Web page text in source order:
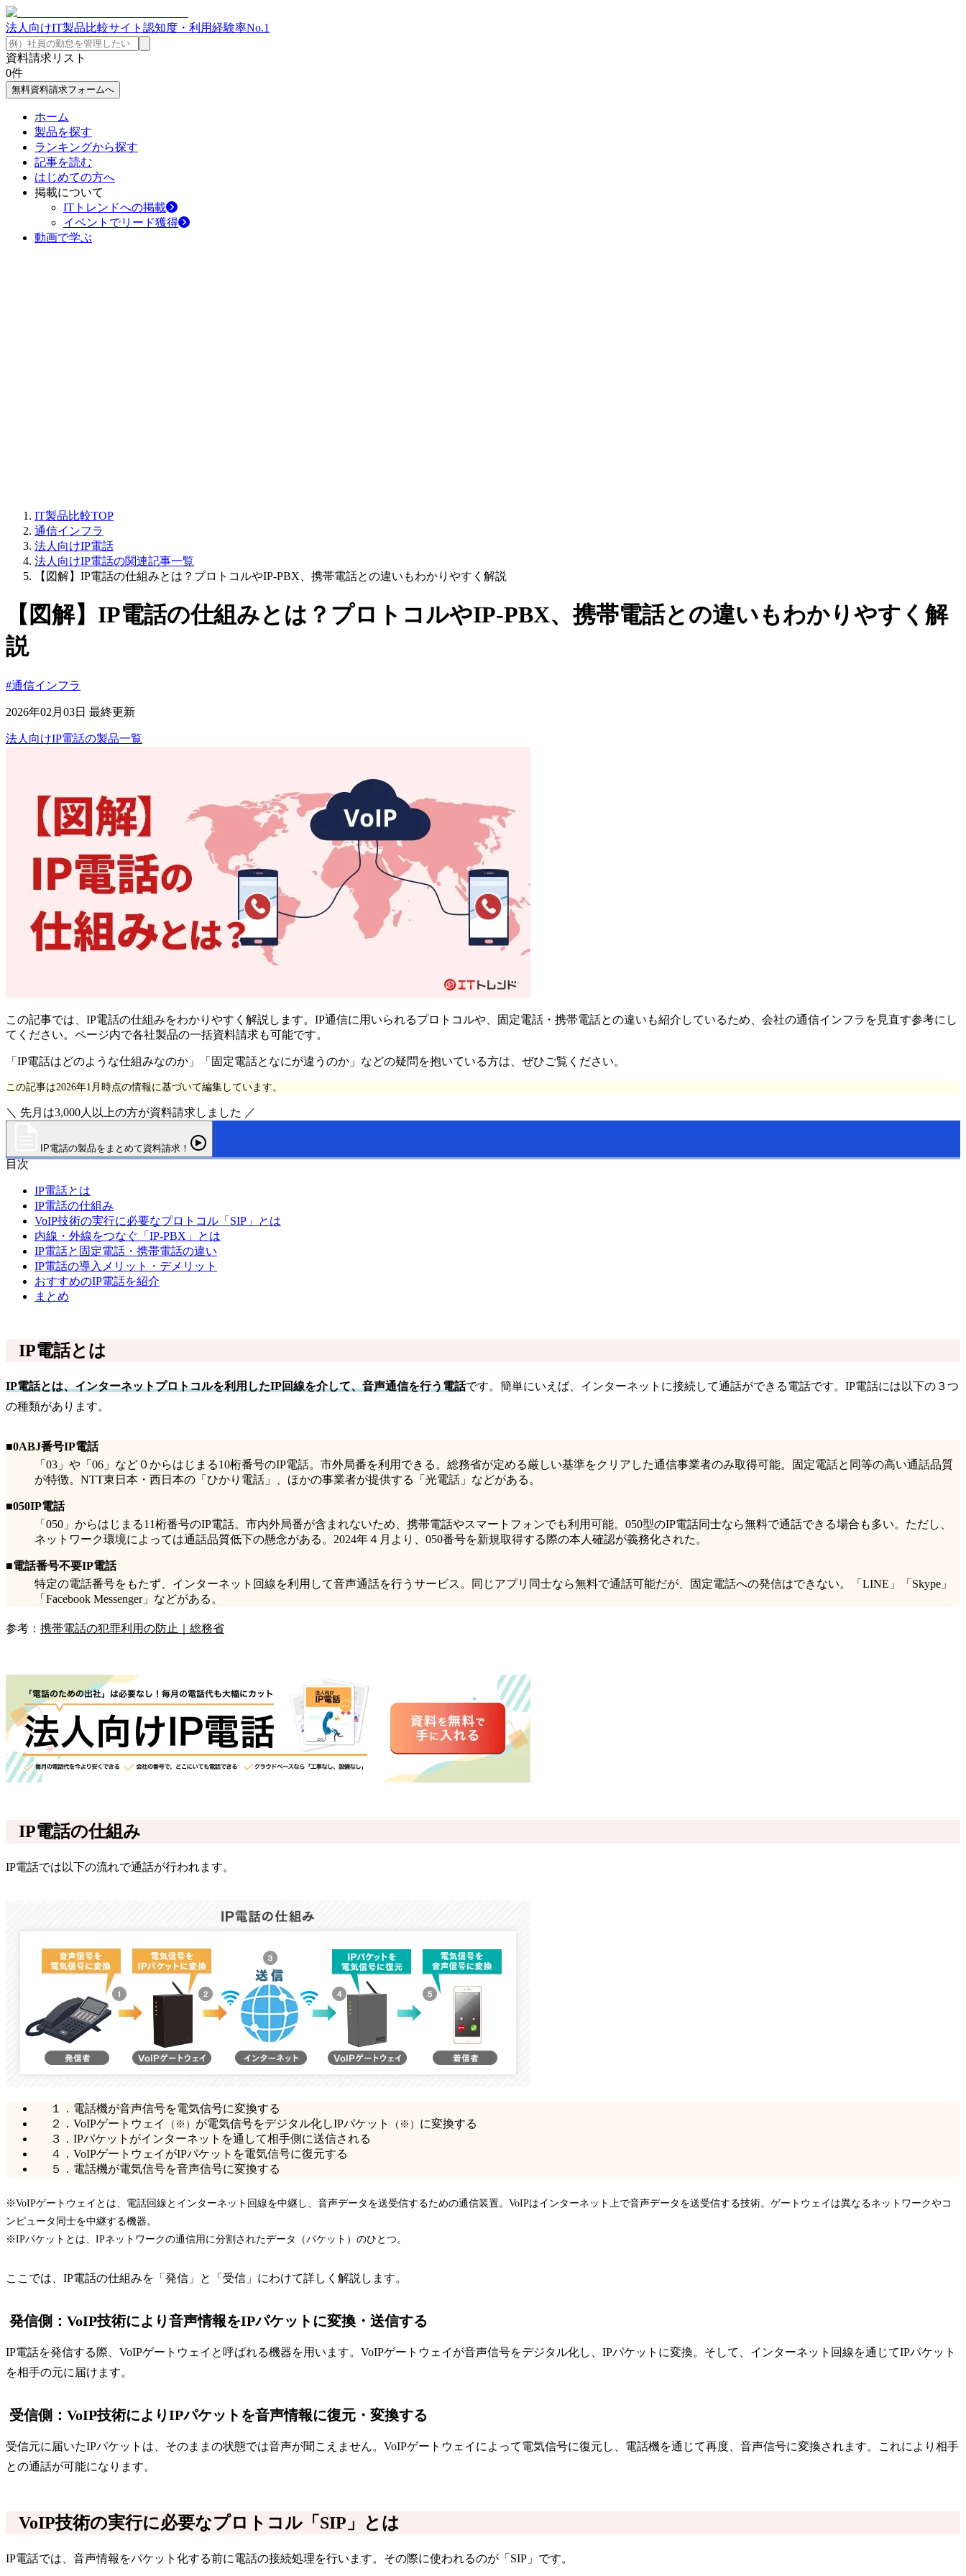
法人向けIT製品比較サイト 認知度・利用経験率No.1
資料請求リスト
0件
無料資料請求フォームへ
ホーム
製品を探す
ランキングから探す
記事を読む
はじめての方へ
掲載について
ITトレンドへの掲載
イベントでリード獲得
動画で学ぶ
IT製品比較TOP
通信インフラ
法人向けIP電話
法人向けIP電話の関連記事一覧
【図解】IP電話の仕組みとは？プロトコルやIP-PBX、携帯電話との違いもわかりやすく解説
【図解】IP電話の仕組みとは？プロトコルやIP-PBX、携帯電話との違いもわかりやすく解
説
#通信インフラ
2026年02月03日 最終更新
法人向けIP電話の製品一覧
この記事では、IP電話の仕組みをわかりやすく解説します。IP通信に用いられるプロトコルや、固定電話・携帯電話との違いも紹介しているため、会社の通信インフラを見直す参考にし
てください。ページ内で各社製品の一括資料請求も可能です。
「IP電話はどのような仕組みなのか」「固定電話となにが違うのか」などの疑問を抱いている方は、ぜひご覧ください。
この記事は2026年1月時点の情報に基づいて編集しています。
＼ 先月は3,000人以上の方が資料請求しました ／
IP電話の製品をまとめて資料請求！
目次
IP電話とは
IP電話の仕組み
VoIP技術の実行に必要なプロトコル「SIP」とは
内線・外線をつなぐ「IP-PBX」とは
IP電話と固定電話・携帯電話の違い
IP電話の導入メリット・デメリット
おすすめのIP電話を紹介
まとめ
IP電話とは
IP電話とは、インターネットプロトコルを利用したIP回線を介して、音声通信を行う電話です。簡単にいえば、インターネットに接続して通話ができる電話です。IP電話には以下の３つ
の種類があります。
■0ABJ番号IP電話
「03」や「06」など０からはじまる10桁番号のIP電話。市外局番を利用できる。総務省が定める厳しい基準をクリアした通信事業者のみ取得可能。固定電話と同等の高い通話品質
が特徴。NTT東日本・西日本の「ひかり電話」、ほかの事業者が提供する「光電話」などがある。
■050IP電話
「050」からはじまる11桁番号のIP電話。市内外局番が含まれないため、携帯電話やスマートフォンでも利用可能。050型のIP電話同士なら無料で通話できる場合も多い。ただし、
ネットワーク環境によっては通話品質低下の懸念がある。2024年４月より、050番号を新規取得する際の本人確認が義務化された。
■電話番号不要IP電話
特定の電話番号をもたず、インターネット回線を利用して音声通話を行うサービス。同じアプリ同士なら無料で通話可能だが、固定電話への発信はできない。「LINE」「Skype」
「Facebook Messenger」などがある。
参考： 携帯電話の犯罪利用の防止｜総務省
IP電話の仕組み
IP電話では以下の流れで通話が行われます。
１．電話機が音声信号を電気信号に変換する
２．VoIPゲートウェイ
（※） が電気信号をデジタル化しIPパケット （※） に変換する
３．IPパケットがインターネットを通して相手側に送信される
４．VoIPゲートウェイがIPパケットを電気信号に復元する
５．電話機が電気信号を音声信号に変換する
※VoIPゲートウェイとは、電話回線とインターネット回線を中継し、音声データを送受信するための通信装置。VoIPはインターネット上で音声データを送受信する技術。ゲートウェイは異なるネットワークやコ
ンピュータ同士を中継する機器。
※IPパケットとは、IPネットワークの通信用に分割されたデータ（パケット）のひとつ。
ここでは、IP電話の仕組みを「発信」と「受信」にわけて詳しく解説します。
発信側：VoIP技術により音声情報をIPパケットに変換・送信する
IP電話を発信する際、VoIPゲートウェイと呼ばれる機器を用います。VoIPゲートウェイが音声信号をデジタル化し、IPパケットに変換。そして、インターネット回線を通じてIPパケット
を相手の元に届けます。
受信側：VoIP技術によりIPパケットを音声情報に復元・変換する
受信元に届いたIPパケットは、そのままの状態では音声が聞こえません。VoIPゲートウェイによって電気信号に復元し、電話機を通じて再度、音声信号に変換されます。これにより相手
との通話が可能になります。
VoIP技術の実行に必要なプロトコル「SIP」とは
IP電話では、音声情報をパケット化する前に電話の接続処理を行います。その際に使われるのが「SIP」です。